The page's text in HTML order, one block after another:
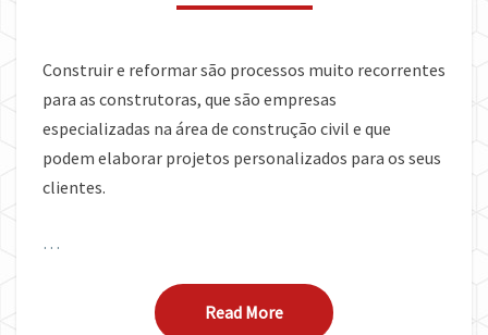
Construir e reformar são processos muito recorrentes
para as construtoras, que são empresas
especializadas na área de construção civil e que
podem elaborar projetos personalizados para os seus
clientes.
…
Read MoreRead More